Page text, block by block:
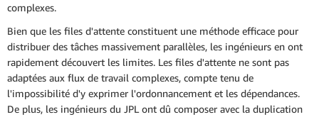
complexes.
Bien que les files d'attente constituent une méthode efficace pour
distribuer des tâches massivement parallèles, les ingénieurs en ont
rapidement découvert les limites. Les files d'attente ne sont pas
adaptées aux flux de travail complexes, compte tenu de
l'impossibilité d'y exprimer l'ordonnancement et les dépendances.
De plus, les ingénieurs du JPL ont dû composer avec la duplication